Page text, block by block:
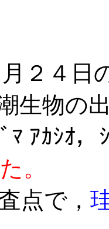
２４日
生物の
ﾏ ｱｶｼｵ，
。
点で，